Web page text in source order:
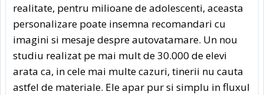
realitate, pentru milioane de adolescenti, aceasta
personalizare poate insemna recomandari cu
imagini si mesaje despre autovatamare. Un nou
studiu realizat pe mai mult de 30.000 de elevi
arata ca, in cele mai multe cazuri, tinerii nu cauta
astfel de materiale. Ele apar pur si simplu in fluxul